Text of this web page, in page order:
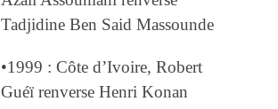
Tadjidine Ben Said Massounde
•1999 : Côte d’Ivoire, Robert
Guéï renverse Henri Konan